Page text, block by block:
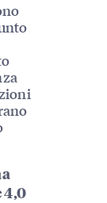
4,0